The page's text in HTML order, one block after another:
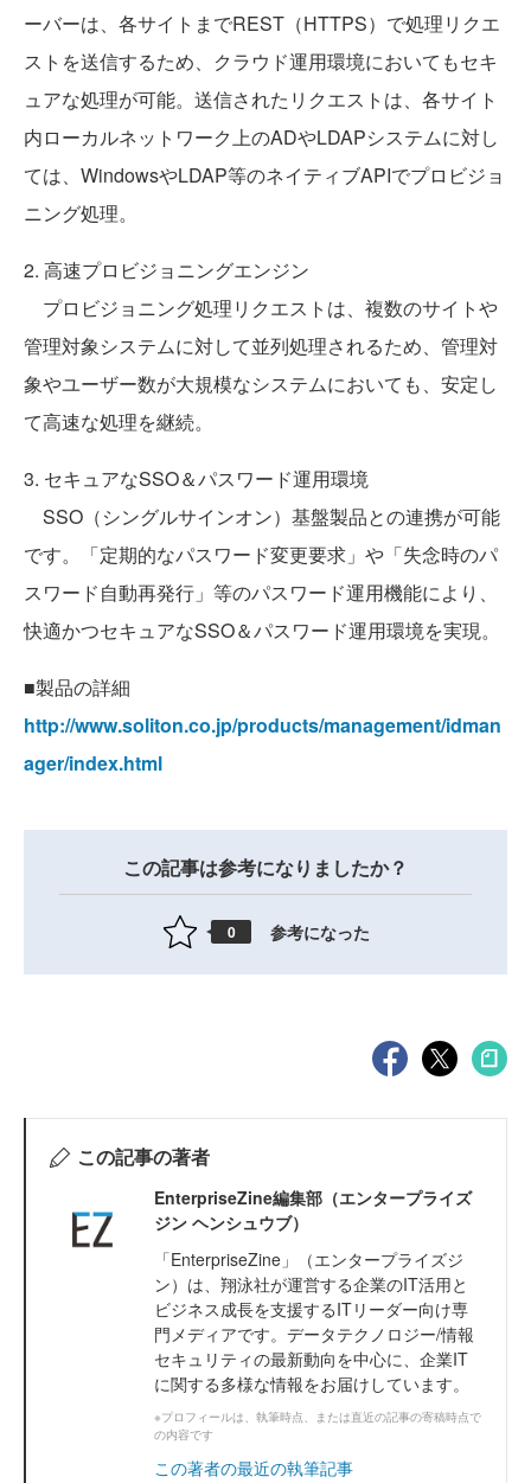
ーバーは、各サイトまでREST（HTTPS）で処理リクエ
ストを送信するため、クラウド運用環境においてもセキ
ュアな処理が可能。送信されたリクエストは、各サイト
内ローカルネットワーク上のADやLDAPシステムに対し
ては、WindowsやLDAP等のネイティブAPIでプロビジョ
ニング処理。
2. 高速プロビジョニングエンジン
プロビジョニング処理リクエストは、複数のサイトや
管理対象システムに対して並列処理されるため、管理対
象やユーザー数が大規模なシステムにおいても、安定し
て高速な処理を継続。
3. セキュアなSSO＆パスワード運用環境
SSO（シングルサインオン）基盤製品との連携が可能
です。「定期的なパスワード変更要求」や「失念時のパ
スワード自動再発行」等のパスワード運用機能により、
快適かつセキュアなSSO＆パスワード運用環境を実現。
■製品の詳細
http://www.soliton.co.jp/products/management/idman
ager/index.html
この記事は参考になりましたか？
0 参考になった
この記事の著者
EnterpriseZine編集部（エンタープライズ
ジン ヘンシュウブ）
「EnterpriseZine」（エンタープライズジ
ン）は、翔泳社が運営する企業のIT活用と
ビジネス成長を支援するITリーダー向け専
門メディアです。データテクノロジー/情報
セキュリティの最新動向を中心に、企業IT
に関する多様な情報をお届けしています。
※プロフィールは、執筆時点、または直近の記事の寄稿時点で
の内容です
この著者の最近の執筆記事